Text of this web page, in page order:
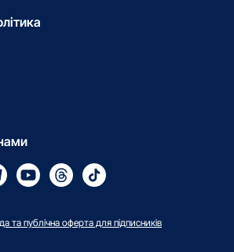
та публічна оферта для підписників